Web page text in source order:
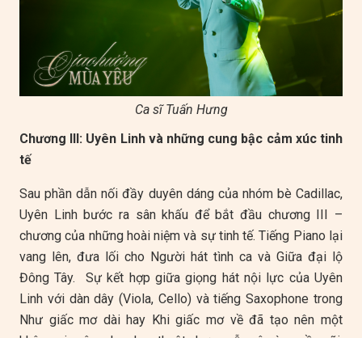
Ca sĩ Tuấn Hưng
Chương III: Uyên Linh và những cung bậc cảm xúc tinh
tế
Sau phần dẫn nối đầy duyên dáng của nhóm bè Cadillac,
Uyên Linh bước ra sân khấu để bắt đầu chương III –
chương của những hoài niệm và sự tinh tế. Tiếng Piano lại
vang lên, đưa lối cho Người hát tình ca và Giữa đại lộ
Đông Tây. Sự kết hợp giữa giọng hát nội lực của Uyên
Linh với dàn dây (Viola, Cello) và tiếng Saxophone trong
Như giấc mơ dài hay Khi giấc mơ về đã tạo nên một